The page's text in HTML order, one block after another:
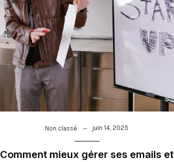
Non classé juin 14, 2025
Comment mieux gérer ses emails et